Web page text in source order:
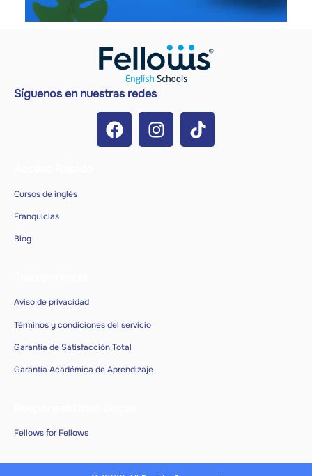
Síguenos en nuestras redes
Cursos de inglés
Franquicias
Blog
Aviso de privacidad
Términos y condiciones del servicio
Garantía de Satisfacción Total
Garantía Académica de Aprendizaje
Fellows for Fellows